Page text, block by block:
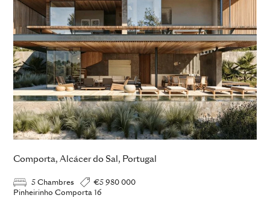
Comporta, Alcácer do Sal, Portugal
5 Chambres
€5 980 000
Pinheirinho Comporta 16